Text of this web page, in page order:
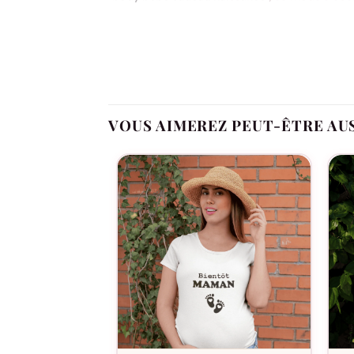
Manches longues: parfait pour les
Coutures plates: confort doux sur la peau.
Boutons-pression : change facilité, surtout
Composition :100% coton
Entretien :
lavage en machine 30°
Traçabilité : assemblage/finitionsInde, teinture
cœurs bleus.
VOUS AIMEREZ PEUT-ÊTRE